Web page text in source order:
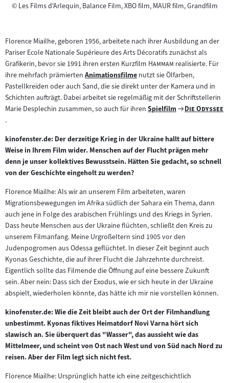
©Copyright
Les Films d'Arlequin, Balance Film, XBO film, MAUR film, Grandfilm
Florence Miailhe, geboren 1956, arbeitete nach ihrer Ausbildung an der
Pariser Ecole Nationale Supérieure des Arts Décoratifs zunächst als
Grafikerin, bevor sie 1991 ihren ersten Kurzfilm "Hammam "realisierte. Für
ihre mehrfach prämierten Zum
Inhalt:
Animationsfilme nutzt sie Ölfarben,
Pastellkreiden oder auch Sand, die sie direkt unter der Kamera und in
Schichten aufträgt. Dabei arbeitet sie regelmäßig mit der Schriftstellerin
Marie Desplechin zusammen, so auch für ihren Zum
Spielfilm
Zum
"
Die Odyssee"
.
kinofenster.de: Der derzeitige Krieg in der Ukraine hallt auf bittere
Weise in Ihrem Film wider. Menschen auf der Flucht prägen mehr
denn je unser kollektives Bewusstsein. Hätten Sie gedacht, so schnell
von der Geschichte eingeholt zu werden?
Florence Miailhe: Als wir an unserem Film arbeiteten, waren
Migrationsbewegungen im Afrika südlich der Sahara ein Thema, dann
auch jene in Folge des arabischen Frühlings und des Kriegs in Syrien.
Dass heute Menschen aus der Ukraine flüchten, schließt den Kreis zu
unserem Filmanfang. Meine Urgroßeltern sind 1905 vor den
Judenpogromen aus Odessa geflüchtet. In dieser Zeit beginnt auch
Kyonas Geschichte, die auf ihrer Flucht die Jahrzehnte durchreist.
Eigentlich sollte das Filmende die Öffnung auf eine bessere Zukunft
sein. Aber nein: Dass sich der Exodus, wie er sich heute in der Ukraine
abspielt, wiederholen könnte, das hätte ich mir nie vorstellen können.
kinofenster.de: Wie die Zeit bleibt auch der Ort der Filmhandlung
unbestimmt. Kyonas fiktives Heimatdorf Novi Varna hört sich
slawisch an. Sie überquert das "Wasser", das aussieht wie das
Mittelmeer, und scheint von Ost nach West und von Süd nach Nord zu
reisen. Aber der Film legt sich nicht fest.
Florence Miailhe: Ursprünglich hatte ich eine zeitgeschichtlich